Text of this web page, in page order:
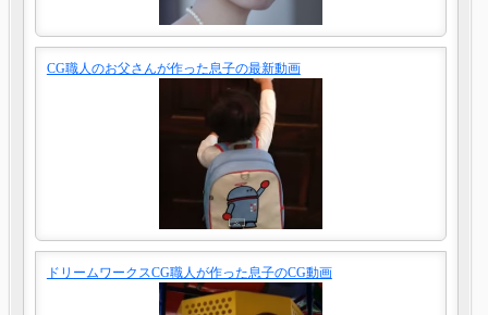
CG職人のお父さんが作った息子の最新動画
ドリームワークスCG職人が作った息子のCG動画